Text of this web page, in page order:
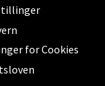
for Cookies